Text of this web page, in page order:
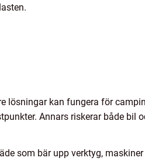
lösningar kan fungera för
Annars riskerar både bil
som bär upp verktyg,